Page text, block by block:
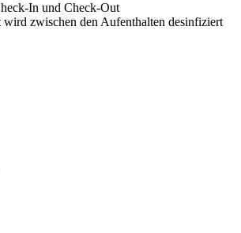
In und Check-Out
zwischen den Aufenthalten desinfiziert